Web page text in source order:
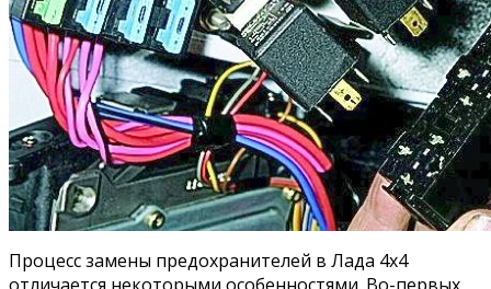
Процесс замены предохранителей в Лада 4х4